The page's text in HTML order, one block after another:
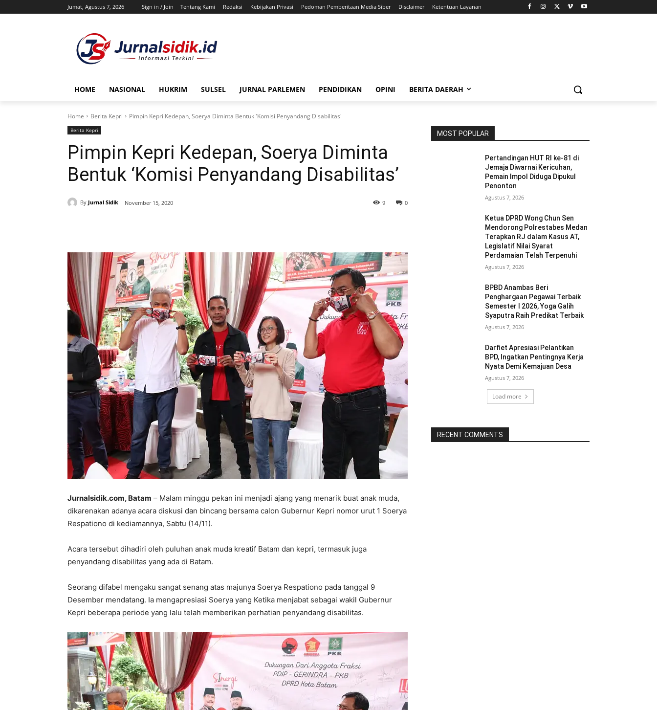
Jumat, Agustus 7, 2026 Sign in / Join Tentang Kami Redaksi Kebijakan Privasi Pedoman Pemberitaan Media Siber Disclaimer Ketentuan Layanan
HOME NASIONAL HUKRIM SULSEL JURNAL PARLEMEN PENDIDIKAN OPINI BERITA DAERAH
Home Berita Kepri Pimpin Kepri Kedepan, Soerya Diminta Bentuk 'Komisi Penyandang Disabilitas'
Berita Kepri
Pimpin Kepri Kedepan, Soerya Diminta
Bentuk ‘Komisi Penyandang Disabilitas’
By Jurnal Sidik November 15, 2020 0
9
Jurnalsidik.com, Batam – Malam minggu pekan ini menjadi ajang yang menarik buat anak muda,
dikarenakan adanya acara diskusi dan bincang bersama calon Gubernur Kepri nomor urut 1 Soerya
Respationo di kediamannya, Sabtu (14/11).
Acara tersebut dihadiri oleh puluhan anak muda kreatif Batam dan kepri, termasuk juga
penyandang disabilitas yang ada di Batam.
Seorang difabel mengaku sangat senang atas majunya Soerya Respationo pada tanggal 9
Desember mendatang. Ia mengapresiasi Soerya yang Ketika menjabat sebagai wakil Gubernur
Kepri beberapa periode yang lalu telah memberikan perhatian penyandang disabilitas.
MOST POPULAR
Pertandingan HUT RI ke-81 di
Jemaja Diwarnai Kericuhan,
Pemain Impol Diduga Dipukul
Penonton
Agustus 7, 2026
Ketua DPRD Wong Chun Sen
Mendorong Polrestabes Medan
Terapkan RJ dalam Kasus AT,
Legislatif Nilai Syarat
Perdamaian Telah Terpenuhi
Agustus 7, 2026
BPBD Anambas Beri
Penghargaan Pegawai Terbaik
Semester I 2026, Yoga Galih
Syaputra Raih Predikat Terbaik
Agustus 7, 2026
Darfiet Apresiasi Pelantikan
BPD, Ingatkan Pentingnya Kerja
Nyata Demi Kemajuan Desa
Agustus 7, 2026
Load more
RECENT COMMENTS